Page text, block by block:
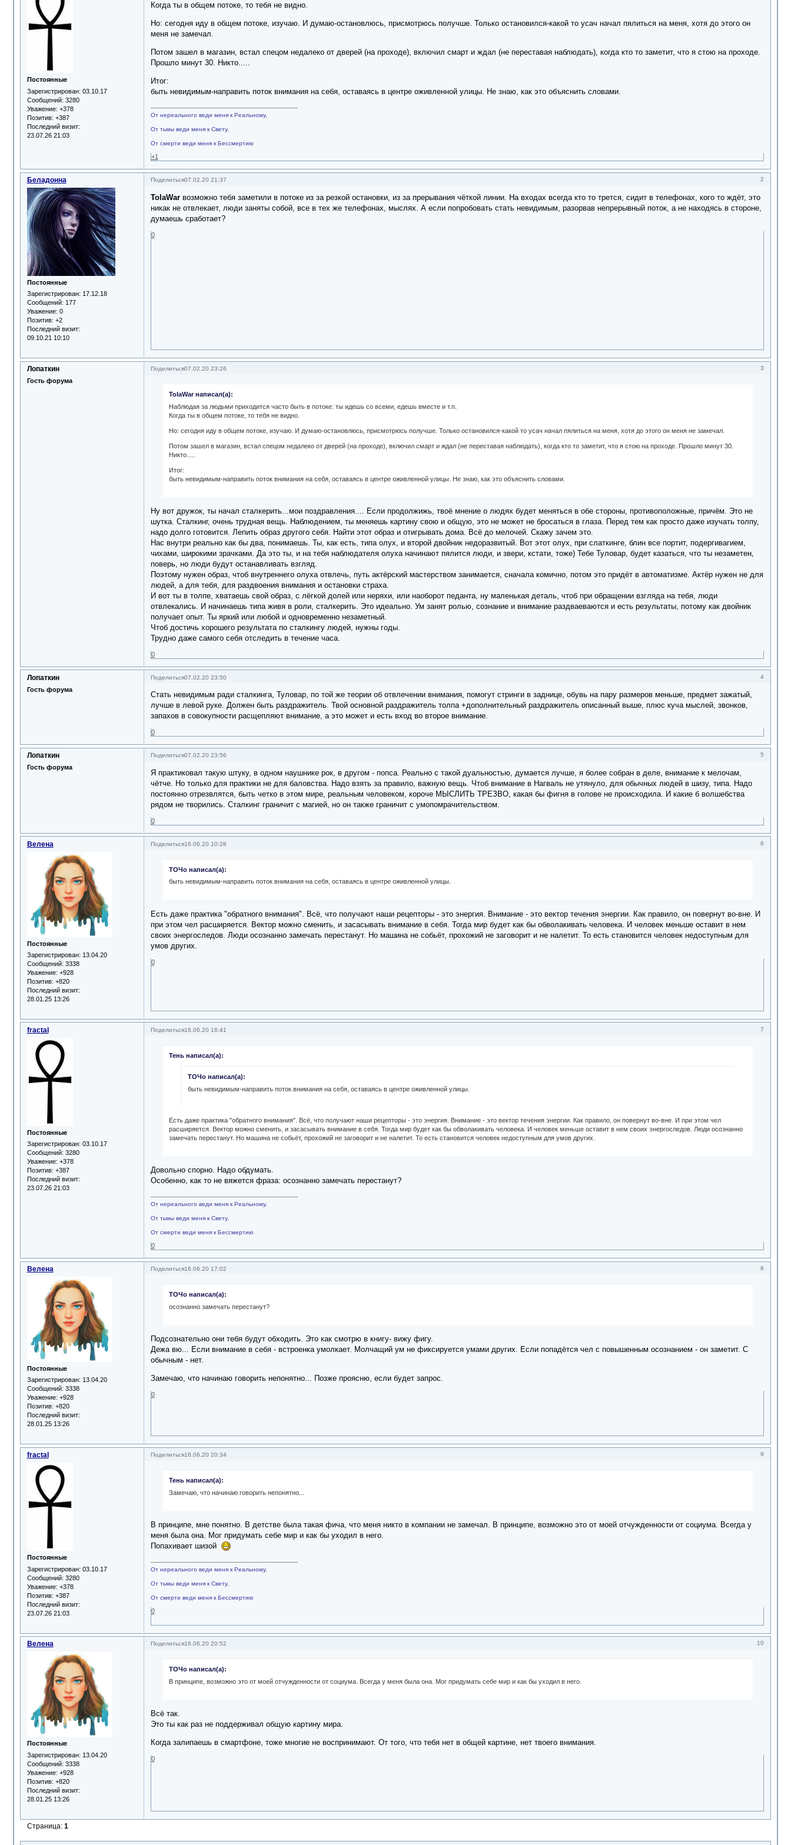
Постоянные
Зарегистрирован: 03.10.17
Сообщений: 3280
Уважение: +378
Позитив: +387
Последний визит:
23.07.26 21:03
Когда ты в общем потоке, то тебя не видно.
Но: сегодня иду в общем потоке, изучаю. И думаю-остановлюсь, присмотрюсь получше. Только остановился-какой то усач начал пялиться на меня, хотя до этого он
меня не замечал.
Потом зашел в магазин, встал спецом недалеко от дверей (на проходе), включил смарт и ждал (не переставая наблюдать), когда кто то заметит, что я стою на проходе.
Прошло минут 30. Никто.....
Итог:
быть невидимым-направить поток внимания на себя, оставаясь в центре оживленной улицы. Не знаю, как это объяснить словами.
От нереального веди меня к Реальному,
От тьмы веди меня к Свету,
От смерти веди меня к Бессмертию
+1
Поделиться 2
07.02.20 21:37
Беладонна
Постоянные
Зарегистрирован: 17.12.18
Сообщений: 177
Уважение: 0
Позитив: +2
Последний визит:
09.10.21 10:10
TolaWarвозможно тебя заметили в потоке из за резкой остановки, из за прерывания чёткой линии. На входах всегда кто то трется, сидит в телефонах, кого то ждёт, это
никак не отвлекает, люди заняты собой, все в тех же телефонах, мыслях. А если попробовать стать невидимым, разорвав непрерывный поток, а не находясь в стороне,
думаешь сработает?
0
Поделиться 3
07.02.20 23:26
Лопаткин
Гость форума
TolaWar написал(а):
Наблюдая за людьми приходится часто быть в потоке: ты идешь со всеми, едешь вместе и т.п.
Когда ты в общем потоке, то тебя не видно.
Но: сегодня иду в общем потоке, изучаю. И думаю-остановлюсь, присмотрюсь получше. Только остановился-какой то усач начал пялиться на меня, хотя до этого он меня не замечал.
Потом зашел в магазин, встал спецом недалеко от дверей (на проходе), включил смарт и ждал (не переставая наблюдать), когда кто то заметит, что я стою на проходе. Прошло минут 30.
Никто.....
Итог:
быть невидимым-направить поток внимания на себя, оставаясь в центре оживленной улицы. Не знаю, как это объяснить словами.
Ну вот дружок, ты начал сталкерить...мои поздравления.... Если продолжижь, твоё мнение о людях будет меняться в обе стороны, противоположные, причём. Это не
шутка. Сталкинг, очень трудная вещь. Наблюдением, ты меняешь картину свою и общую, это не может не бросаться в глаза. Перед тем как просто даже изучать толпу,
надо долго готовится. Лепить образ другого себя. Найти этот образ и отигрывать дома. Всё до мелочей. Скажу зачем это.
Нас внутри реально как бы два, понимаешь. Ты, как есть, типа олух, и второй двойник недоразвитый. Вот этот олух, при слаткинге, блин все портит, подергивагием,
чихами, широкими зрачками. Да это ты, и на тебя наблюдателя олуха начинают пялится люди, и звери, кстати, тоже) Тебе Туловар, будет казаться, что ты незаметен,
поверь, но люди будут останавливать взгляд.
Поэтому нужен образ, чтоб внутреннего олуха отвлечь, путь актёрский мастерством занимается, сначала комично, потом это придёт в автоматизме. Актёр нужен не для
людей, а для тебя, для раздвоения внимания и остановки страха.
И вот ты в толпе, хватаешь свой образ, с лёгкой долей или неряхи, или наоборот педанта, ну маленькая деталь, чтоб при обращении взгляда на тебя, люди
отвлекались. И начинаешь типа живя в роли, сталкерить. Это идеально. Ум занят ролью, сознание и внимание раздваеваются и есть результаты, потому как двойник
получает опыт. Ты яркий или любой и одновременно незаметный.
Чтоб достичь хорошего результата по сталкингу людей, нужны годы.
Трудно даже самого себя отследить в течение часа.
0
Поделиться 4
07.02.20 23:50
Лопаткин
Гость форума
Стать невидимым ради сталкинга, Туловар, по той же теории об отвлечении внимания, помогут стринги в заднице, обувь на пару размеров меньше, предмет зажатый,
лучше в левой руке. Должен быть раздражитель. Твой основной раздражитель толпа +дополнительный раздражитель описанный выше, плюс куча мыслей, звонков,
запахов в совокупности расщепляют внимание, а это может и есть вход во второе внимание.
0
Поделиться 5
07.02.20 23:56
Лопаткин
Гость форума
Я практиковал такую штуку, в одном наушнике рок, в другом - попса. Реально с такой дуальностью, думается лучше, я более собран в деле, внимание к мелочам,
чётче. Но только для практики не для баловства. Надо взять за правило, важную вещь. Чтоб внимание в Нагваль не утянуло, для обычных людей в шизу, типа. Надо
постоянно отрезвлятся, быть четко в этом мире, реальным человеком, короче МЫСЛИТЬ ТРЕЗВО, какая бы фигня в голове не происходила. И какие б волшебства
рядом не творились. Сталкинг граничит с магией, но он также граничит с умопомрачительством.
0
Поделиться 6
16.06.20 10:28
Велена
Постоянные
Зарегистрирован: 13.04.20
Сообщений: 3338
Уважение: +928
Позитив: +820
Последний визит:
28.01.25 13:26
ТОЧо написал(а):
быть невидимым-направить поток внимания на себя, оставаясь в центре оживленной улицы.
Есть даже практика "обратного внимания". Всё, что получают наши рецепторы - это энергия. Внимание - это вектор течения энергии. Как правило, он повернут во-вне. И
при этом чел расширяется. Вектор можно сменить, и засасывать внимание в себя. Тогда мир будет как бы обволакивать человека. И человек меньше оставит в нем
своих энергоследов. Люди осознанно замечать перестанут. Но машина не собьёт, прохожий не заговорит и не налетит. То есть становится человек недоступным для
умов других.
0
Поделиться 7
16.06.20 16:41
fractal
Постоянные
Зарегистрирован: 03.10.17
Сообщений: 3280
Уважение: +378
Позитив: +387
Последний визит:
23.07.26 21:03
Тень написал(а):
ТОЧо написал(а):
быть невидимым-направить поток внимания на себя, оставаясь в центре оживленной улицы.
Есть даже практика "обратного внимания". Всё, что получают наши рецепторы - это энергия. Внимание - это вектор течения энергии. Как правило, он повернут во-вне. И при этом чел
расширяется. Вектор можно сменить, и засасывать внимание в себя. Тогда мир будет как бы обволакивать человека. И человек меньше оставит в нем своих энергоследов. Люди осознанно
замечать перестанут. Но машина не собьёт, прохожий не заговорит и не налетит. То есть становится человек недоступным для умов других.
Довольно спорно. Надо обдумать.
Особенно, как то не вяжется фраза: осознанно замечать перестанут?
От нереального веди меня к Реальному,
От тьмы веди меня к Свету,
От смерти веди меня к Бессмертию
0
Поделиться 8
16.06.20 17:02
Велена
Постоянные
Зарегистрирован: 13.04.20
Сообщений: 3338
Уважение: +928
Позитив: +820
Последний визит:
28.01.25 13:26
ТОЧо написал(а):
осознанно замечать перестанут?
Подсознательно они тебя будут обходить. Это как смотрю в книгу- вижу фигу.
Дежа вю... Если внимание в себя - встроенка умолкает. Молчащий ум не фиксируется умами других. Если попадётся чел с повышенным осознанием - он заметит. С
обычным - нет.
Замечаю, что начинаю говорить непонятно... Позже проясню, если будет запрос.
0
Поделиться 9
16.06.20 20:34
fractal
Постоянные
Зарегистрирован: 03.10.17
Сообщений: 3280
Уважение: +378
Позитив: +387
Последний визит:
23.07.26 21:03
Тень написал(а):
Замечаю, что начинаю говорить непонятно...
В принципе, мне понятно. В детстве была такая фича, что меня никто в компании не замечал. В принципе, возможно это от моей отчужденности от социума. Всегда у
меня была она. Мог придумать себе мир и как бы уходил в него.
Попахивает шизой
От нереального веди меня к Реальному,
От тьмы веди меня к Свету,
От смерти веди меня к Бессмертию
0
Поделиться 10
16.06.20 20:52
Велена
Постоянные
Зарегистрирован: 13.04.20
Сообщений: 3338
Уважение: +928
Позитив: +820
Последний визит:
28.01.25 13:26
ТОЧо написал(а):
В принципе, возможно это от моей отчужденности от социума. Всегда у меня была она. Мог придумать себе мир и как бы уходил в него.
Всё так.
Это ты как раз не поддерживал общую картину мира.
Когда залипаешь в смартфоне, тоже многие не воспринимают. От того, что тебя нет в общей картине, нет твоего внимания.
0
Страница: 1